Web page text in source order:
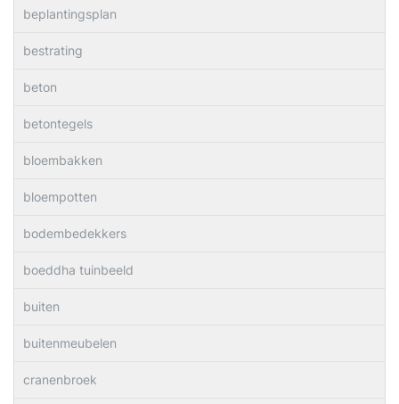
beplantingsplan
bestrating
beton
betontegels
bloembakken
bloempotten
bodembedekkers
boeddha tuinbeeld
buiten
buitenmeubelen
cranenbroek